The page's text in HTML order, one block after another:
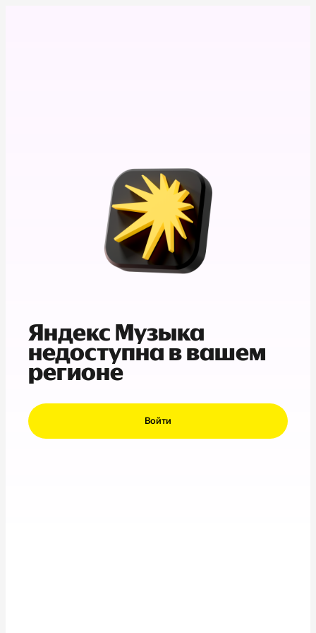
Яндекс Музыка
недоступна в вашем
регионе
Войти